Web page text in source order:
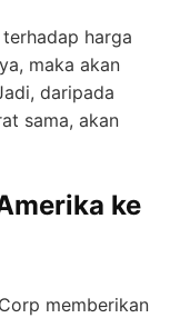
harga
maka akan
daripada
sama, akan
ke
memberikan